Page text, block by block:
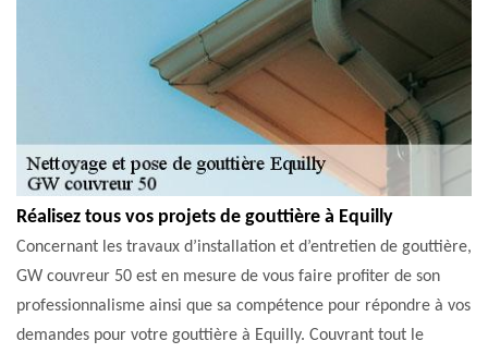
Réalisez tous vos projets de gouttière à Equilly
Concernant les travaux d’installation et d’entretien de gouttière,
GW couvreur 50 est en mesure de vous faire profiter de son
professionnalisme ainsi que sa compétence pour répondre à vos
demandes pour votre gouttière à Equilly. Couvrant tout le